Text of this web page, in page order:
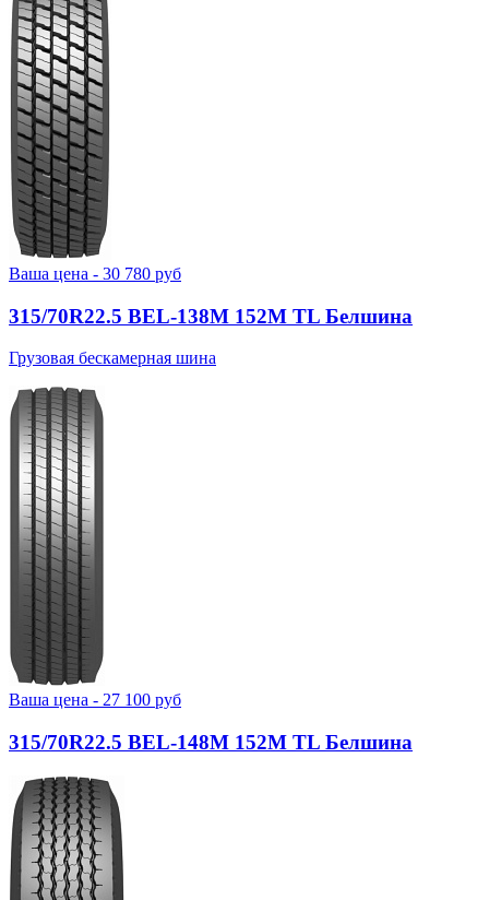
Ваша цена - 30 780 руб
315/70R22.5 BEL-138М 152M TL Белшина
Грузовая бескамерная шина
Ваша цена - 27 100 руб
315/70R22.5 BEL-148М 152M TL Белшина